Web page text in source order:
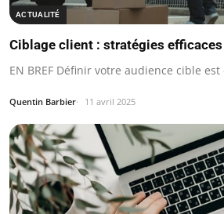
ACTUALITÉ
Ciblage client : stratégies
EN BREF Définir votre audience cible
Quentin Barbier 11 avril 2025